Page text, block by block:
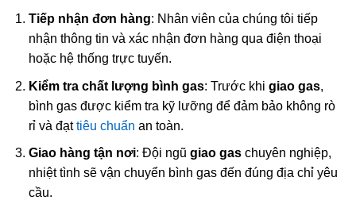
Tiếp nhận đơn hàng: Nhân viên của chúng tôi tiếp
nhận thông tin và xác nhận đơn hàng qua điện thoại
hoặc hệ thống trực tuyến.
Kiểm tra chất lượng bình gas: Trước khi giao gas,
bình gas được kiểm tra kỹ lưỡng để đảm bảo không rò
rỉ và đạttiêu chuẩn an toàn.
Giao hàng tận nơi: Đội ngũ giao gaschuyên nghiệp,
nhiệt tình sẽ vận chuyển bình gas đến đúng địa chỉ yêu
cầu.